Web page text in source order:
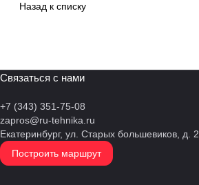
Назад к списку
Связаться с нами
+7 (343) 351-75-08
zapros@ru-tehnika.ru
Екатеринбург, ул. Старых большевиков, д. 2
Построить маршрут